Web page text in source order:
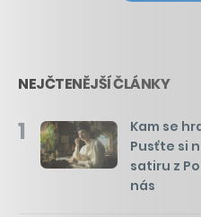
NEJČTENĚJŠÍ ČLÁNKY
1
Kam se
Pusťte si
satiru z
nás